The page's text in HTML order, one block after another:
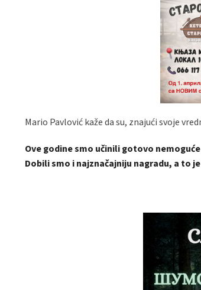
Mario Pavlović kaže da su, znajući svoje
Ove godine smo učinili gotovo
Dobili smo i najznačajniju nagradu, a to